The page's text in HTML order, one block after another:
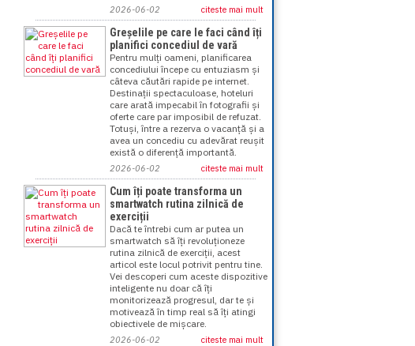
2026-06-02 citeste mai mult
Greșelile pe care le faci când îți
planifici concediul de vară
Pentru mulți oameni, planificarea
concediului începe cu entuziasm și
câteva căutări rapide pe internet.
Destinații spectaculoase, hoteluri
care arată impecabil în fotografii și
oferte care par imposibil de refuzat.
Totuși, între a rezerva o vacanță și a
avea un concediu cu adevărat reușit
există o diferență importantă.
2026-06-02 citeste mai mult
Cum îți poate transforma un
smartwatch rutina zilnică de
exerciții
Dacă te întrebi cum ar putea un
smartwatch să îți revoluționeze
rutina zilnică de exerciții, acest
articol este locul potrivit pentru tine.
Vei descoperi cum aceste dispozitive
inteligente nu doar că îți
monitorizează progresul, dar te și
motivează în timp real să îți atingi
obiectivele de mișcare.
2026-06-02 citeste mai mult